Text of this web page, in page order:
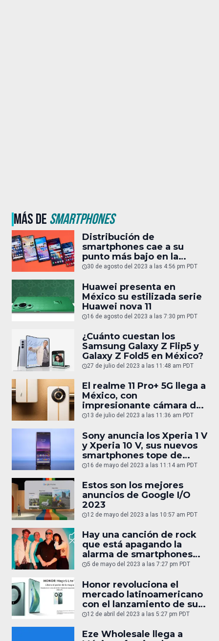
MÁS DESMARTPHONES
Distribución de
smartphones cae a su
punto más bajo en la
última década
30 de agosto del 2023 a las 4:56 pm PDT
Huawei presenta en
México su estilizada serie
Huawei nova 11
16 de agosto del 2023 a las 7:30 pm PDT
¿Cuánto cuestan los
Samsung Galaxy Z Flip5 y
Galaxy Z Fold5 en México?
27 de julio del 2023 a las 11:48 am PDT
El realme 11 Pro+ 5G llega a
México, con
impresionante cámara de
200 MP
13 de julio del 2023 a las 11:36 am PDT
Sony anuncia los Xperia 1 V
y Xperia 10 V, sus nuevos
smartphones tope de
gama
16 de mayo del 2023 a las 11:14 am PDT
Estos son los mejores
anuncios de Google I/O
2023
12 de mayo del 2023 a las 10:57 am PDT
Hay una canción de rock
que está apagando la
alarma de smartphones
Android sin querer
5 de mayo del 2023 a las 7:27 pm PDT
Honor revoluciona el
mercado latinoamericano
con el lanzamiento de sus
innovadores teléfonos
cinematográficas de alta
12 de abril del 2023 a las 5:27 pm PDT
Eze Wholesale llega a